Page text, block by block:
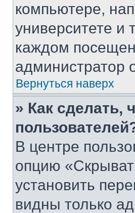
компьютере,
университете и
каждом
администратор
Вернуться наверх
» Как сделать,
В центре
опцию
установить
видны только